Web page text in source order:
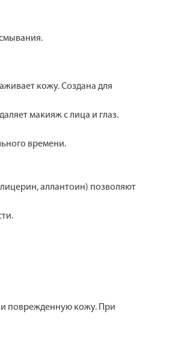
кожу. Создана для
макияж с лица и глаз.
времени.
аллантоин) позволяют
поврежденную кожу. При